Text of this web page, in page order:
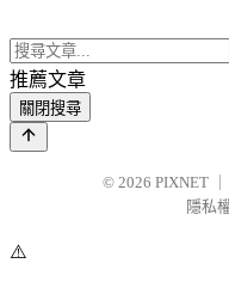
推薦文章
關閉搜尋
© 2026 PIXNET
隱私
⚠️